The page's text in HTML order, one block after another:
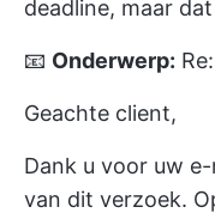
deadline, maar
📧 Onderwerp:
Geachte client,
Dank u voor uw
van dit verzoek.